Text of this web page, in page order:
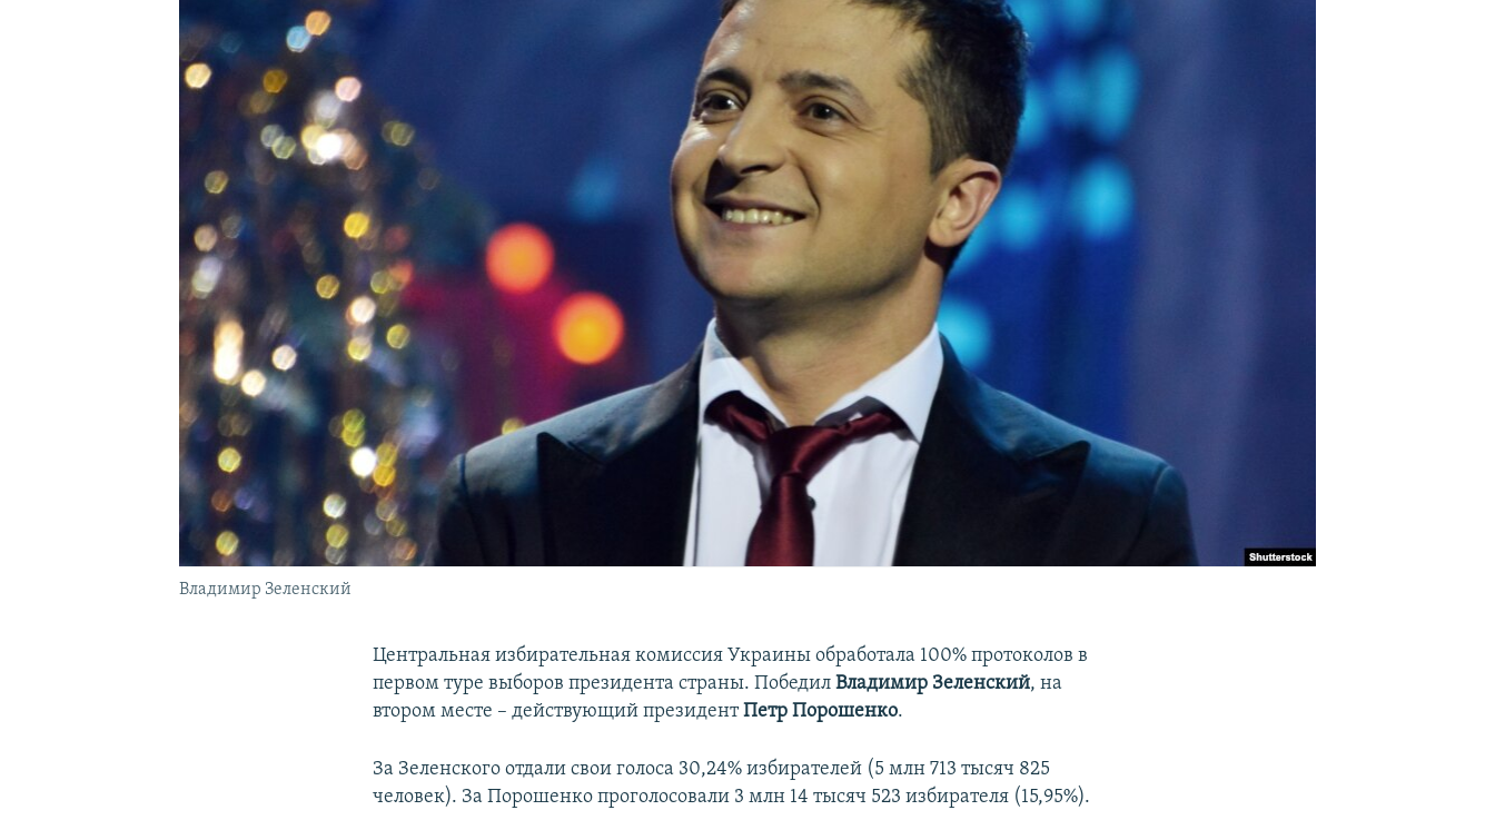
УКРАИНСКАЯ ПРОБЛЕМА КРЫМА
Владимир Зеленский
Центральная избирательная комиссия Украины обработала 100% протоколов в
первом туре выборов президента страны. ПобедилВладимир Зеленский, на
втором месте – действующий президентПетр Порошенко.
За Зеленского отдали свои голоса 30,24% избирателей (5 млн 713 тысяч 825
человек). За Порошенко проголосовали 3 млн 14 тысяч 523 избирателя (15,95%).